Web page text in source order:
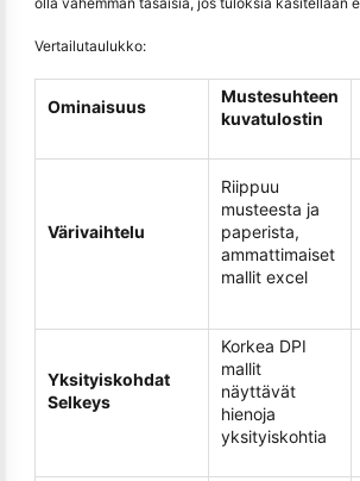
Vertailutaulukko:
Ominaisuus
Mustesuhteen
kuvatulostin
Värivaihtelu
Riippuu
musteesta ja
paperista,
ammattimaiset
mallit excel
Yksityiskohdat
Selkeys
Korkea DPI
mallit
näyttävät
hienoja
yksityiskohtia